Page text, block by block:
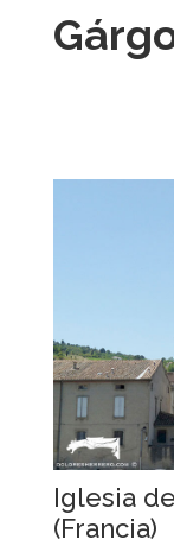
Iglesia
(Francia)